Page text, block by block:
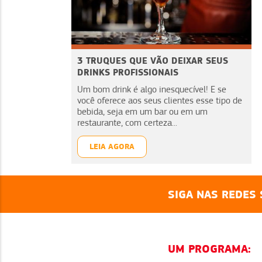
3 TRUQUES QUE VÃO DEIXAR SEUS
DRINKS PROFISSIONAIS
Um bom drink é algo inesquecível! E se
você oferece aos seus clientes esse tipo de
bebida, seja em um bar ou em um
restaurante, com certeza...
LEIA AGORA
SIGA NAS REDES
UM PROGRAMA: